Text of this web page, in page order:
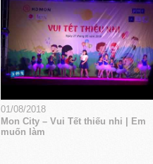
01/08/2018
Mon City – Vui Tết thiếu nhi | Em
muốn làm